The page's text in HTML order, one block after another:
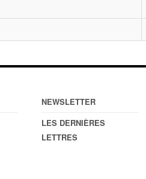
NEWSLETTER
LES DERNIÈRES
LETTRES